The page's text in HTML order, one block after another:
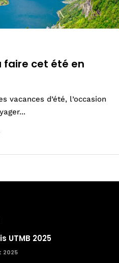
faire cet été en
vacances d’été, l’occasion
UTMB 2025
2025